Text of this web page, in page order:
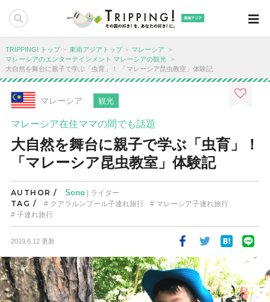
東南アジア
TRIPPING! トップ 東南アジアトップ
マレーシア
マレーシアのエンターテインメント マレーシアの観光
大自然を舞台に親子で学ぶ「虫育」！ 「マレーシア昆虫教室」体験記
マレーシア 観光
マレーシア在住ママの間でも話題
大自然を舞台に親子で学ぶ「虫育」！
「マレーシア昆虫教室」体験記
AUTHOR / Sono| ライター
TAG / クアラルンプール子連れ旅行
マレーシア子連れ旅行
子連れ旅行
2019.6.12 更新